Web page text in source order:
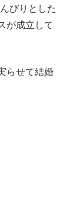
びりとした
が成立して
らせて結婚